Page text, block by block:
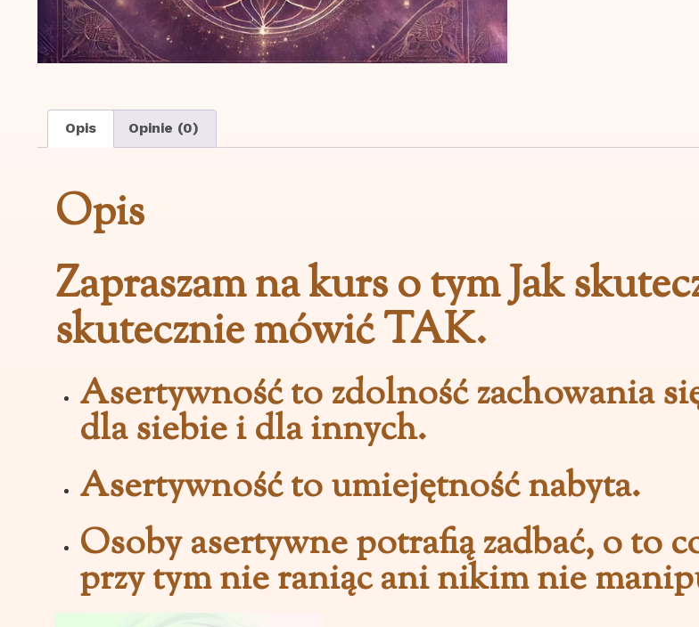
Opis Opinie (0)
Opis
Zapraszam na kurs o tym Jak
skutecznie mówić TAK.
Asertywność to zdolność zachowania
dla siebie i dla innych.
Asertywność to umiejętność nabyta.
Osoby asertywne potrafią zadbać, o to
przy tym nie raniąc ani nikim nie